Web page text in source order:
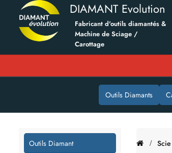
DIAMANT Evolution
Fabricant d'outils diamantés &
Machine de Sciage /
Carottage
Outils Diamants
Outils Diamant